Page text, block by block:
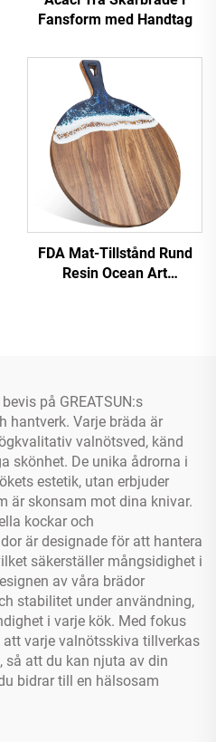
Fansform med Handtag
FDA Mat-Tillstånd Rund
Resin Ocean Art
på GREATSUN:s
hantverk. Varje bräda är
valnötsved, känd
skönhet. De unika ådrorna i
estetik, utan erbjuder
är skonsam mot dina knivar.
kockar och
är designade för att hantera
säkerställer mångsidighet i
av våra brädor
stabilitet under användning,
i varje kök. Med fokus
varje valnötsskiva tillverkas
att du kan njuta av din
bidrar till en hälsosam